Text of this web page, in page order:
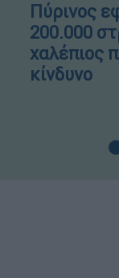
Πύρινος
200.000
χαλέπιος
κίνδυνο